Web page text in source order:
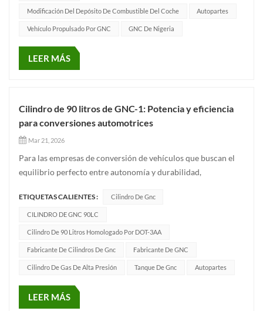
Modificación Del Depósito De Combustible Del Coche Autopartes
Vehículo Propulsado Por GNC GNC De Nigeria
LEER MÁS
Cilindro de 90 litros de GNC-1: Potencia y eficiencia
para conversiones automotrices
Mar 21, 2026
Para las empresas de conversión de vehículos que buscan el
equilibrio perfecto entre autonomía y durabilidad,
para satisfacer las exigentes demandas de vehículos
comerciales y de pasajeros, este componente es la mejor
opción para quienes prio...
ETIQUETAS CALIENTES : Cilindro De Gnc
CILINDRO DE GNC 90LC
Cilindro De 90 Litros Homologado Por DOT-3AA
Fabricante De Cilindros De Gnc Fabricante De GNC
Cilindro De Gas De Alta Presión Tanque De Gnc Autopartes
LEER MÁS